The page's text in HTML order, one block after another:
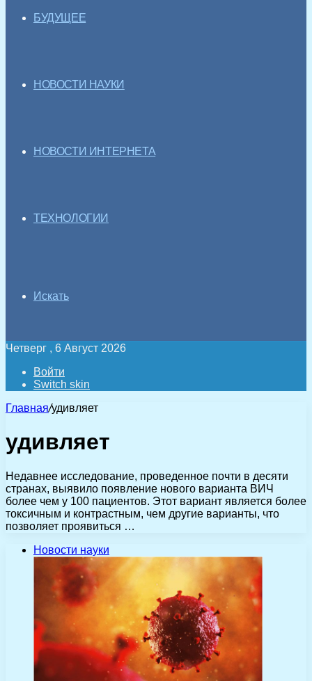
БУДУЩЕЕ
НОВОСТИ НАУКИ
НОВОСТИ ИНТЕРНЕТА
ТЕХНОЛОГИИ
Искать
Четверг , 6 Август 2026
Войти
Switch skin
Главная/удивляет
удивляет
Недавнее исследование, проведенное почти в десяти
странах, выявило появление нового варианта ВИЧ
более чем у 100 пациентов. Этот вариант является более
токсичным и контрастным, чем другие варианты, что
позволяет проявиться …
Новости науки